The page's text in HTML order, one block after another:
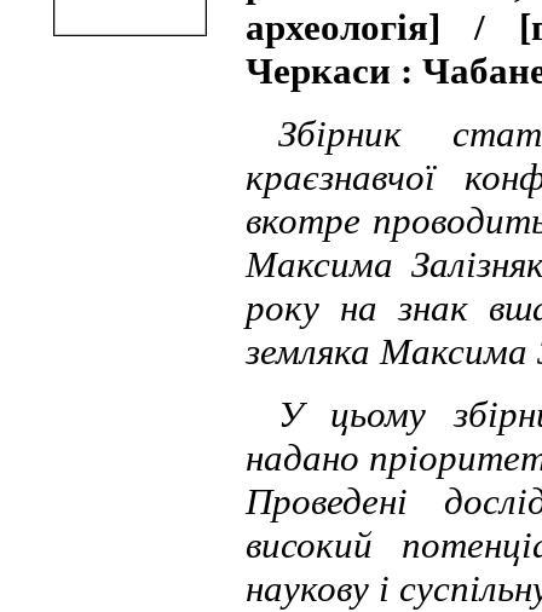
археологія] /
Черкаси :
Збірник
краєзнавчої
вкотре
Максима
року на знак
земляка Максима
У цьому
надано
Проведені
високий
наукову і